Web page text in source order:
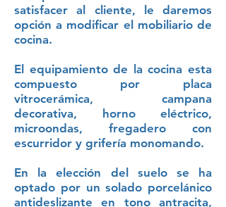
satisfacer al cliente, le daremos
opción a modificar el mobiliario de
cocina.
El equipamiento de la cocina esta
compuesto por placa
vitrocerámica, campana
decorativa, horno eléctrico,
microondas, fregadero con
escurridor y grifería monomando.
En la elección del suelo se ha
optado por un solado porcelánico
antideslizante en tono antracita,